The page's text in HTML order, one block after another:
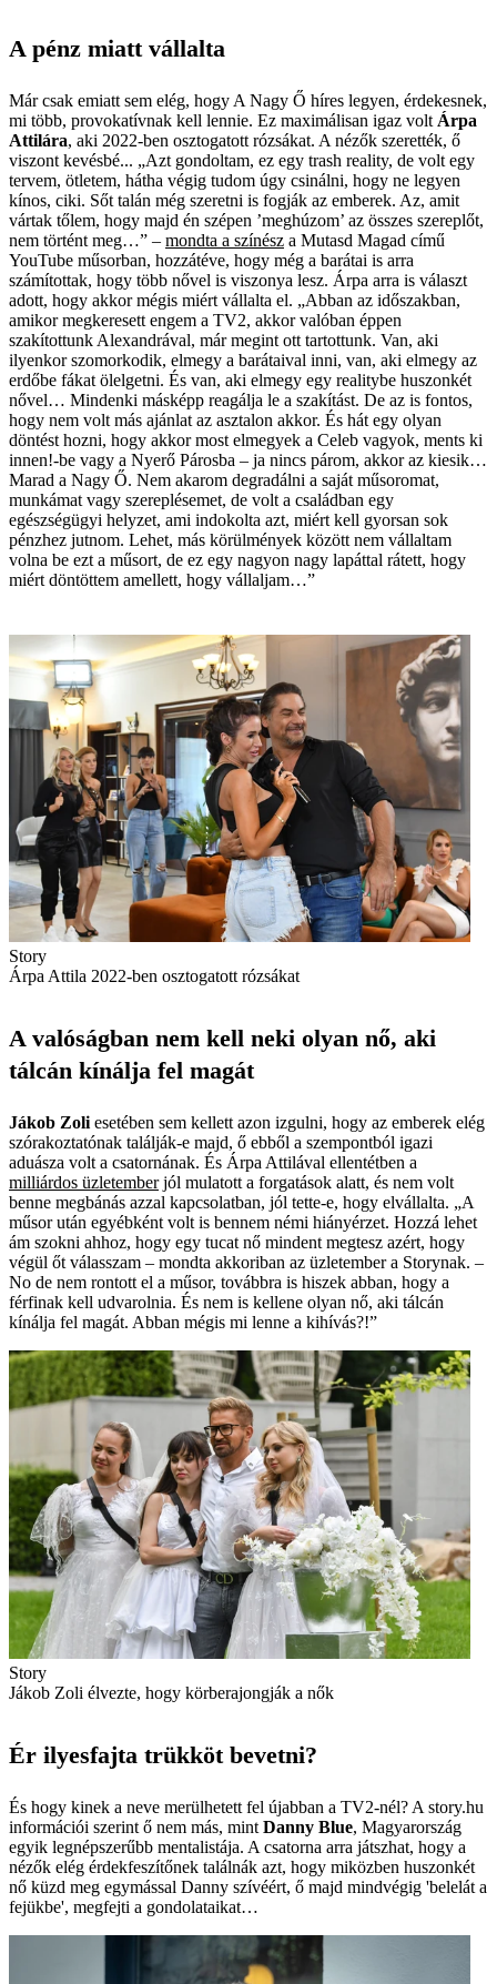
A pénz miatt vállalta
Már csak emiatt sem elég, hogy A Nagy Ő híres legyen, érdekesnek,
mi több, provokatívnak kell lennie. Ez maximálisan igaz volt Árpa
Attilára, aki 2022-ben osztogatott rózsákat. A nézők szerették, ő
viszont kevésbé... „Azt gondoltam, ez egy trash reality, de volt egy
tervem, ötletem, hátha végig tudom úgy csinálni, hogy ne legyen
kínos, ciki. Sőt talán még szeretni is fogják az emberek. Az, amit
vártak tőlem, hogy majd én szépen ’meghúzom’ az összes szereplőt,
nem történt meg…” – mondta a színész a Mutasd Magad című
YouTube műsorban, hozzátéve, hogy még a barátai is arra
számítottak, hogy több nővel is viszonya lesz. Árpa arra is választ
adott, hogy akkor mégis miért vállalta el. „Abban az időszakban,
amikor megkeresett engem a TV2, akkor valóban éppen
szakítottunk Alexandrával, már megint ott tartottunk. Van, aki
ilyenkor szomorkodik, elmegy a barátaival inni, van, aki elmegy az
erdőbe fákat ölelgetni. És van, aki elmegy egy realitybe huszonkét
nővel… Mindenki másképp reagálja le a szakítást. De az is fontos,
hogy nem volt más ajánlat az asztalon akkor. És hát egy olyan
döntést hozni, hogy akkor most elmegyek a Celeb vagyok, ments ki
innen!-be vagy a Nyerő Párosba – ja nincs párom, akkor az kiesik…
Marad a Nagy Ő. Nem akarom degradálni a saját műsoromat,
munkámat vagy szereplésemet, de volt a családban egy
egészségügyi helyzet, ami indokolta azt, miért kell gyorsan sok
pénzhez jutnom. Lehet, más körülmények között nem vállaltam
volna be ezt a műsort, de ez egy nagyon nagy lapáttal rátett, hogy
miért döntöttem amellett, hogy vállaljam…”
Story
Árpa Attila 2022-ben osztogatott rózsákat
A valóságban nem kell neki olyan nő, aki
tálcán kínálja fel magát
Jákob Zoli esetében sem kellett azon izgulni, hogy az emberek elég
szórakoztatónak találják-e majd, ő ebből a szempontból igazi
aduásza volt a csatornának. És Árpa Attilával ellentétben a
milliárdos üzletemberjól mulatott a forgatások alatt, és nem volt
benne megbánás azzal kapcsolatban, jól tette-e, hogy elvállalta. „A
műsor után egyébként volt is bennem némi hiányérzet. Hozzá lehet
ám szokni ahhoz, hogy egy tucat nő mindent megtesz azért, hogy
végül őt válasszam – mondta akkoriban az üzletember a Storynak. –
No de nem rontott el a műsor, továbbra is hiszek abban, hogy a
férfinak kell udvarolnia. És nem is kellene olyan nő, aki tálcán
kínálja fel magát. Abban mégis mi lenne a kihívás?!”
Story
Jákob Zoli élvezte, hogy körberajongják a nők
Ér ilyesfajta trükköt bevetni?
És hogy kinek a neve merülhetett fel újabban a TV2-nél? A story.hu
információi szerint ő nem más, mint Danny Blue, Magyarország
egyik legnépszerűbb mentalistája. A csatorna arra játszhat, hogy a
nézők elég érdekfeszítőnek találnák azt, hogy miközben huszonkét
nő küzd meg egymással Danny szívéért, ő majd mindvégig 'belelát a
fejükbe', megfejti a gondolataikat…